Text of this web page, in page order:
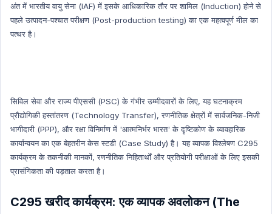
Global Index Hindi
NASA HINDI
Personality
Personality Hindi
History & Culture
History & Culture Hindi
अंत में भारतीय वायु सेना (IAF) में इसके आधिकारिक तौर पर शामिल (Induction) होने से
पहले उत्पादन-पश्चात परीक्षण (Post-production testing) का एक महत्वपूर्ण मील का
पत्थर है।
सिविल सेवा और राज्य पीएससी (PSC) के गंभीर उम्मीदवारों के लिए, यह घटनाक्रम
प्रौद्योगिकी हस्तांतरण (Technology Transfer), रणनीतिक क्षेत्रों में सार्वजनिक-निजी
भागीदारी (PPP), और रक्षा विनिर्माण में 'आत्मनिर्भर भारत' के दृष्टिकोण के व्यावहारिक
कार्यान्वयन का एक बेहतरीन केस स्टडी (Case Study) है। यह व्यापक विश्लेषण C295
कार्यक्रम के तकनीकी मानकों, रणनीतिक निहितार्थों और प्रतियोगी परीक्षाओं के लिए इसकी
प्रासंगिकता की पड़ताल करता है।
C295 खरीद कार्यक्रम: एक व्यापक अवलोकन (The